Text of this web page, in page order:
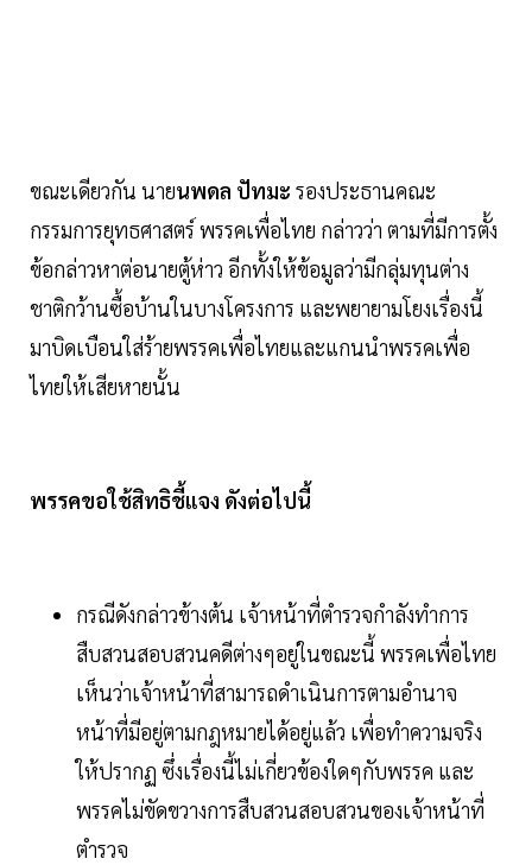
ขณะเดียวกัน นายนพดล ปัทมะ รองประธานคณะ
กรรมการยุทธศาสตร์ พรรคเพื่อไทย กล่าวว่า ตามที่มีการตั้ง
ข้อกล่าวหาต่อนายตู้ห่าว อีกทั้งให้ข้อมูลว่ามีกลุ่มทุนต่าง
ชาติกว้านซื้อบ้านในบางโครงการ และพยายามโยงเรื่องนี้
มาบิดเบือนใส่ร้ายพรรคเพื่อไทยและแกนนำพรรคเพื่อ
ไทยให้เสียหายนั้น
พรรคขอใช้สิทธิชี้แจง ดังต่อไปนี้
กรณีดังกล่าวข้างต้น เจ้าหน้าที่ตำรวจกำลังทำการ
สืบสวนสอบสวนคดีต่างๆอยู่ในขณะนี้ พรรคเพื่อไทย
เห็นว่าเจ้าหน้าที่สามารถดำเนินการตามอำนาจ
หน้าที่มีอยู่ตามกฎหมายได้อยู่แล้ว เพื่อทำความจริง
ให้ปรากฏ ซึ่งเรื่องนี้ไม่เกี่ยวข้องใดๆกับพรรค และ
พรรคไม่ขัดขวางการสืบสวนสอบสวนของเจ้าหน้าที่
ตำรวจ